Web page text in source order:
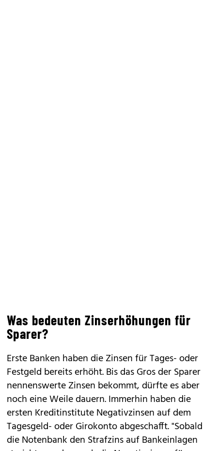
Was bedeuten Zinserhöhungen für
Sparer?
Erste Banken haben die Zinsen für Tages- oder
Festgeld bereits erhöht. Bis das Gros der Sparer
nennenswerte Zinsen bekommt, dürfte es aber
noch eine Weile dauern. Immerhin haben die
ersten Kreditinstitute Negativzinsen auf dem
Tagesgeld- oder Girokonto abgeschafft. "Sobald
die Notenbank den Strafzins auf Bankeinlagen